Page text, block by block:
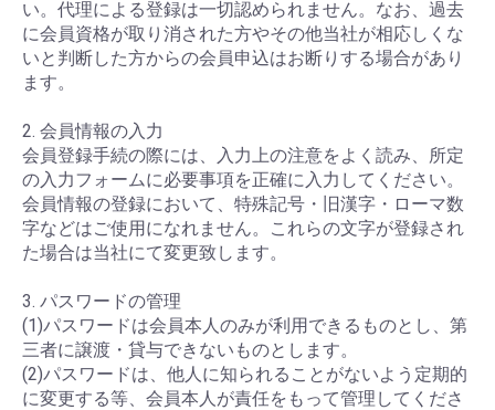
い。代理による登録は一切認められません。なお、過去
に会員資格が取り消された方やその他当社が相応しくな
いと判断した方からの会員申込はお断りする場合があり
ます。
2. 会員情報の入力
会員登録手続の際には、入力上の注意をよく読み、所定
の入力フォームに必要事項を正確に入力してください。
会員情報の登録において、特殊記号・旧漢字・ローマ数
字などはご使用になれません。これらの文字が登録され
た場合は当社にて変更致します。
3. パスワードの管理
(1)パスワードは会員本人のみが利用できるものとし、第
三者に譲渡・貸与できないものとします。
(2)パスワードは、他人に知られることがないよう定期的
に変更する等、会員本人が責任をもって管理してくださ